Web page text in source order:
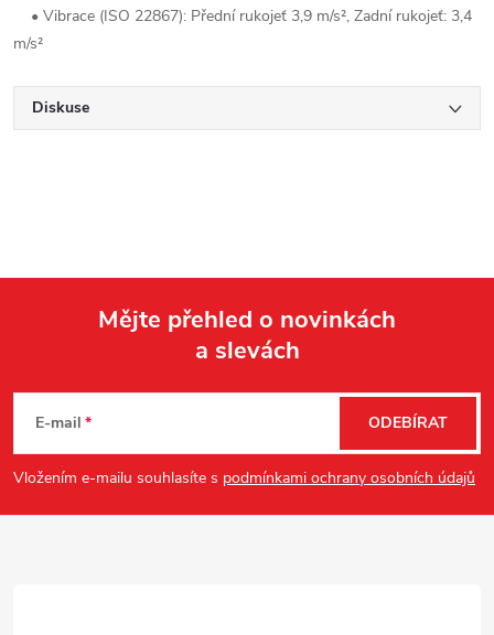
• Vibrace (ISO 22867): Přední rukojeť 3,9 m/s², Zadní rukojeť: 3,4
m/s²
Diskuse
p
a
Mějte přehled o novinkách
a slevách
E-mail
Vložením e-mailu souhlasíte s podmínkami ochrany osobních údajů
ODEBÍRAT